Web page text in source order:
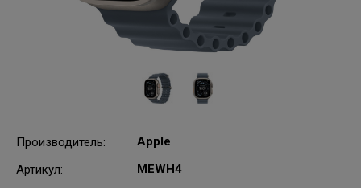
Производитель:
Apple
Артикул:
MEWH4